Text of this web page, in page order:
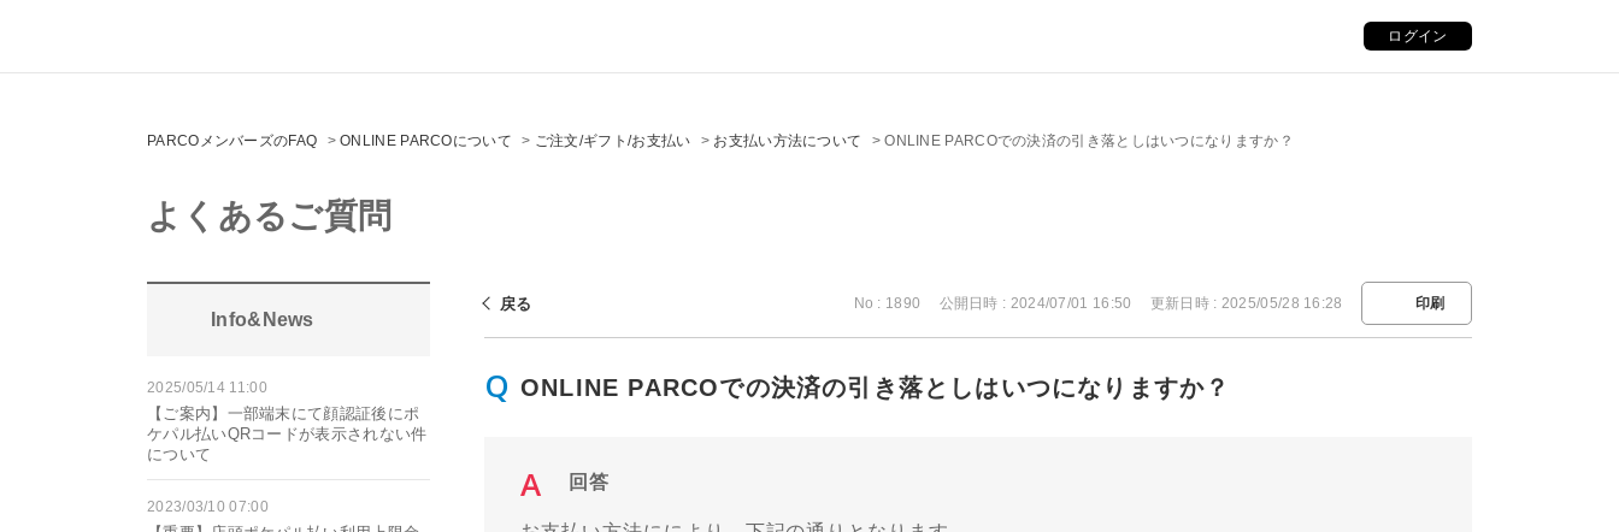
ログイン
PARCOメンバーズのFAQ >ONLINE PARCOについて > ご注文/ギフト/お支払い > お支払い方法について >ONLINE PARCOでの決済の引き落としはいつになりますか？
よくあるご質問
Info&News
2025/05/14 11:00
【ご案内】一部端末にて顔認証後にポ
ケパル払いQRコードが表示されない件
について
2023/03/10 07:00
戻る No : 1890 公開日時 : 2024/07/01 16:50 更新日時 : 2025/05/28 16:28 印刷
ONLINE PARCOでの決済の引き落としはいつになりますか？
回答